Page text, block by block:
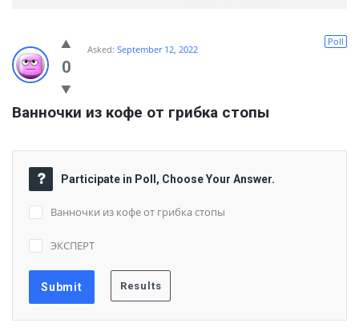
0
Poll
Asked: September 12, 2022
Ванночки из кофе от грибка стопы
Participate in Poll, Choose Your Answer.
Ванночки из кофе от грибка стопы
ЭКСПЕРТ